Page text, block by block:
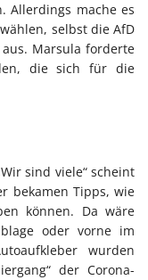
Allerdings mache es
selbst die AfD
Marsula forderte
die sich für die
sind viele“ scheint
bekamen Tipps, wie
können. Da wäre
oder vorne im
wurden
der Corona-